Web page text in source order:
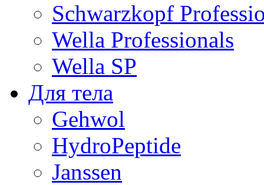
Schwarzkopf
Wella Professionals
Wella SP
Для тела
Gehwol
HydroPeptide
Janssen